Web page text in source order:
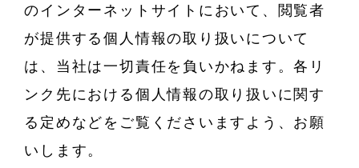
のインターネットサイトにおいて、閲覧者
が提供する個人情報の取り扱いについて
は、当社は一切責任を負いかねます。各リ
ンク先における個人情報の取り扱いに関す
る定めなどをご覧くださいますよう、お願
いします。